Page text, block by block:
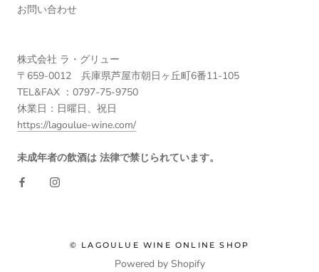
お問い合わせ
株式会社 ラ・グリュー
〒659-0012 兵庫県芦屋市朝日ヶ丘町6番11-105
TEL&FAX ：0797-75-9750
休業日：日曜日、祝日
https://lagoulue-wine.com/
未成年者の飲酒は 法律で禁じられています。
© LAGOULUE WINE ONLINE SHOP
Powered by Shopify